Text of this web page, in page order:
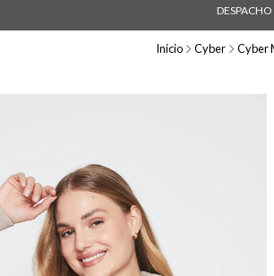
Inicio Cyber Cyber